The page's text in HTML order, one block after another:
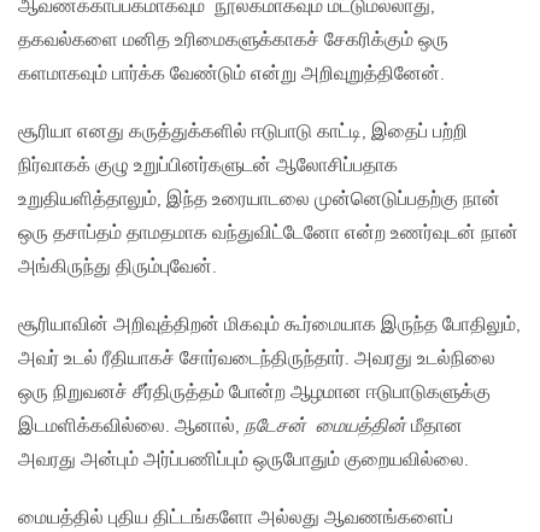
ஆவணக்காப்பகமாகவும் நூலகமாகவும் மட்டுமல்லாது,
தகவல்களை மனித உரிமைகளுக்காகச் சேகரிக்கும் ஒரு
களமாகவும் பார்க்க வேண்டும் என்று அறிவுறுத்தினேன்.
சூரியா எனது கருத்துக்களில் ஈடுபாடு காட்டி, இதைப் பற்றி
நிர்வாகக் குழு உறுப்பினர்களுடன் ஆலோசிப்பதாக
உறுதியளித்தாலும், இந்த உரையாடலை முன்னெடுப்பதற்கு நான்
ஒரு தசாப்தம் தாமதமாக வந்துவிட்டேனோ என்ற உணர்வுடன் நான்
அங்கிருந்து திரும்புவேன்.
சூரியாவின் அறிவுத்திறன் மிகவும் கூர்மையாக இருந்த போதிலும்,
அவர் உடல் ரீதியாகச் சோர்வடைந்திருந்தார். அவரது உடல்நிலை
ஒரு நிறுவனச் சீர்திருத்தம் போன்ற ஆழமான ஈடுபாடுகளுக்கு
இடமளிக்கவில்லை. ஆனால், நடேசன் மையத்தின்மீதான
அவரது அன்பும் அர்ப்பணிப்பும் ஒருபோதும் குறையவில்லை.
மையத்தில் புதிய திட்டங்களோ அல்லது ஆவணங்களைப்